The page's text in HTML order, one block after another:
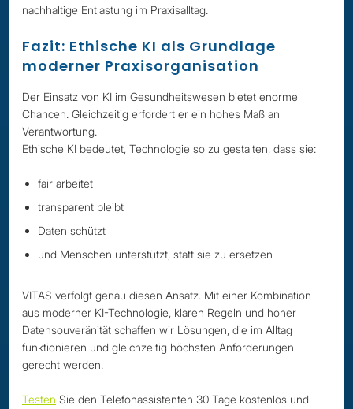
nachhaltige Entlastung im Praxisalltag.
Fazit: Ethische KI als Grundlage
moderner Praxisorganisation
Der Einsatz von KI im Gesundheitswesen bietet enorme
Chancen. Gleichzeitig erfordert er ein hohes Maß an
Verantwortung.
Ethische KI bedeutet, Technologie so zu gestalten, dass sie:
fair arbeitet
transparent bleibt
Daten schützt
und Menschen unterstützt, statt sie zu ersetzen
VITAS verfolgt genau diesen Ansatz. Mit einer Kombination
aus moderner KI-Technologie, klaren Regeln und hoher
Datensouveränität schaffen wir Lösungen, die im Alltag
funktionieren und gleichzeitig höchsten Anforderungen
gerecht werden.
Testen Sie den Telefonassistenten 30 Tage kostenlos und